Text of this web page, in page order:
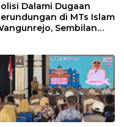
Dalami Dugaan
di MTs Islam
Sembilan